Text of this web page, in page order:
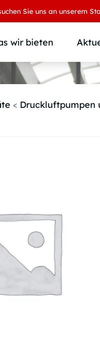
uns an unserem Stand:
wir bieten
< Druckluftpumpen